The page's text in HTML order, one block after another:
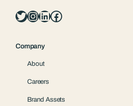
Twitter InstagramLinkedIn Facebook
Company
About
Careers
Brand Assets